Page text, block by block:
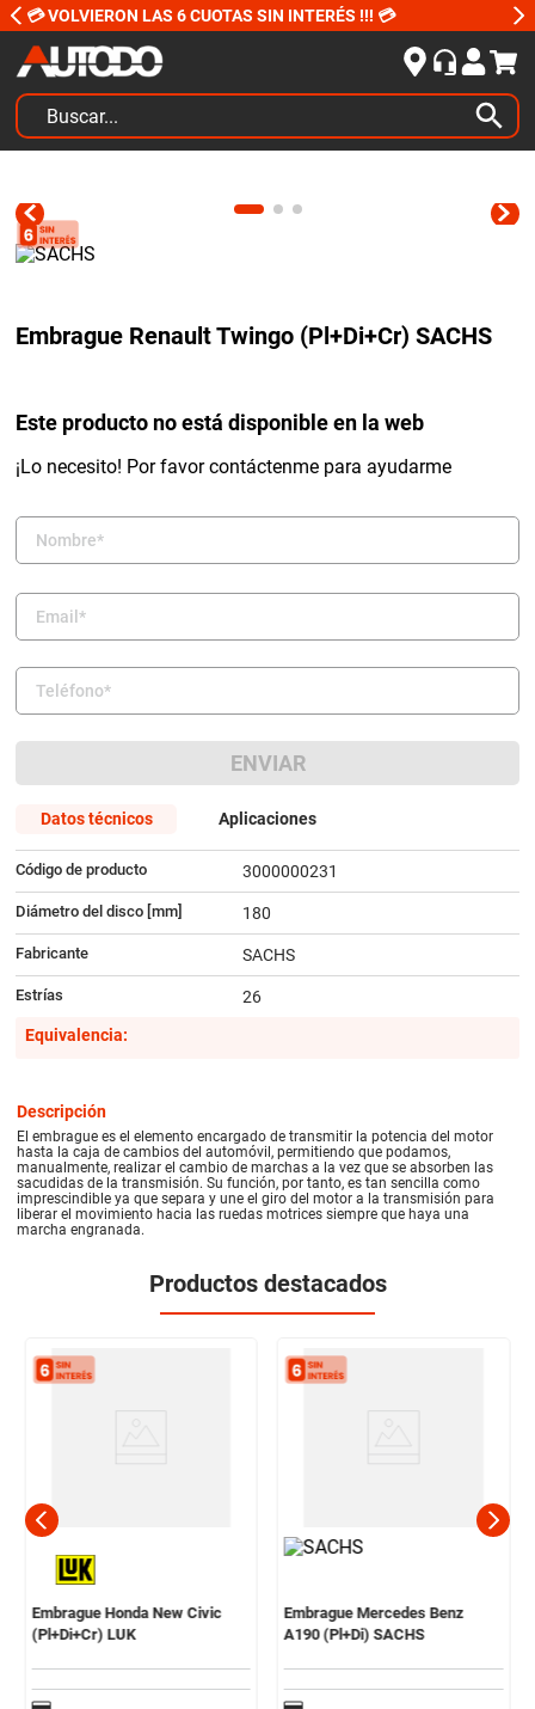
💳 VOLVIERON LAS 6 CUOTAS SIN INTERÉS !!! 💳
Buscar...
Embrague Renault Twingo (Pl+Di+Cr) SACHS
Este producto no está disponible en la web
¡Lo necesito! Por favor contáctenme para ayudarme
ENVIAR
Datos técnicos Aplicaciones
Código de producto 3000000231
Diámetro del disco [mm] 180
Fabricante SACHS
Estrías
26
Equivalencia:
Descripción
El embrague es el elemento encargado de transmitir la potencia del motor
hasta la caja de cambios del automóvil, permitiendo que podamos,
manualmente, realizar el cambio de marchas a la vez que se absorben las
sacudidas de la transmisión. Su función, por tanto, es tan sencilla como
imprescindible ya que separa y une el giro del motor a la transmisión para
liberar el movimiento hacia las ruedas motrices siempre que haya una
marcha engranada.
Productos destacados
Embrague Honda New Civic
(Pl+Di+Cr) LUK
Embrague Mercedes Benz
A190 (Pl+Di) SACHS
1.
2.
amortiguadores
4.
honda civic
6.
bora
7.
bmw
amortiguador